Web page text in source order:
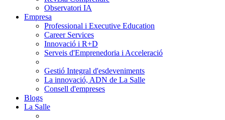
Observatori IA
Empresa
Professional i Executive Education
Career Services
Innovació i R+D
Serveis d'Emprenedoria i Acceleració
Gestió Integral d'esdeveniments
La innovació, ADN de La Salle
Consell d'empreses
Blogs
La Salle